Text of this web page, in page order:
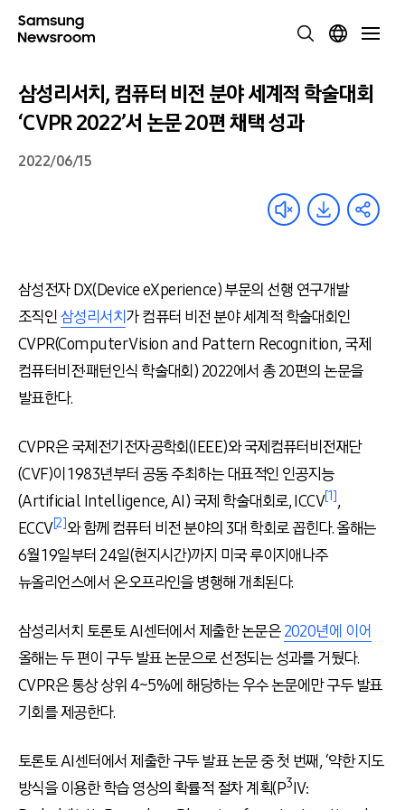
삼성리서치, 컴퓨터 비전 분야 세계적 학술대회
‘CVPR 2022’서 논문 20편 채택 성과
2022/06/15
삼성전자DX(Device eXperience)부문의 선행 연구개발
조직인삼성리서치가 컴퓨터 비전 분야 세계적 학술대회인
CVPR(Computer Vision and Pattern Recognition,국제
컴퓨터비전·패턴인식 학술대회) 2022에서 총20편의 논문을
발표한다.
CVPR은 국제전기전자공학회(IEEE)와 국제컴퓨터비전재단
(CVF)이 1983년부터 공동 주최하는 대표적인 인공지능
(Artificial Intelligence, AI)국제 학술대회로, ICCV[1],
ECCV[2]와 함께 컴퓨터 비전 분야의 3대 학회로 꼽힌다. 올해는
6월19일부터 24일(현지시간)까지 미국 루이지애나주
뉴올리언스에서 온·오프라인을 병행해 개최된다.
삼성리서치 토론토AI센터에서 제출한 논문은2020년에 이어
올해는 두 편이 구두 발표 논문으로 선정되는 성과를 거뒀다.
CVPR은 통상 상위 4~5%에 해당하는 우수 논문에만 구두 발표
기회를 제공한다.
토론토AI센터에서 제출한 구두 발표 논문 중 첫 번째, ‘약한 지도
방식을 이용한 학습 영상의 확률적 절차 계획(P3IV: